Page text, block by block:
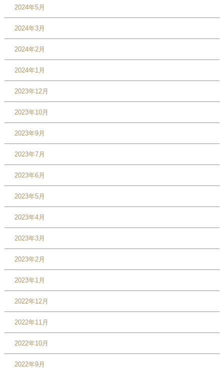
2024年5月
2024年3月
2024年2月
2024年1月
2023年12月
2023年10月
2023年9月
2023年7月
2023年6月
2023年5月
2023年4月
2023年3月
2023年2月
2023年1月
2022年12月
2022年11月
2022年10月
2022年9月